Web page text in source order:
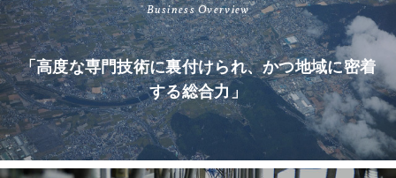
Business Overview
「高度な専門技術に裏付けられ、かつ地域に密着
する総合力」